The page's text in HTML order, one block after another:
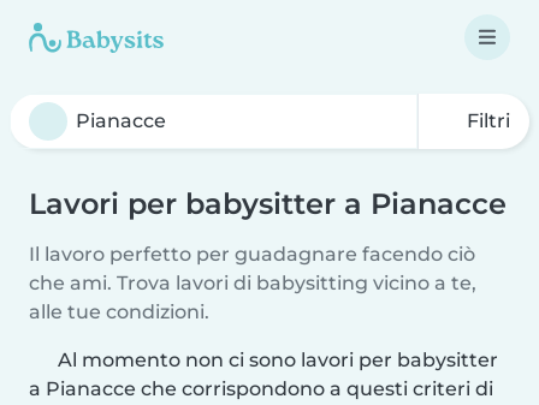
Filtri
Lavori per babysitter a Pianacce
Il lavoro perfetto per guadagnare facendo ciò
che ami. Trova lavori di babysitting vicino a te,
alle tue condizioni.
Al momento non ci sono lavori per babysitter
a Pianacce che corrispondono a questi criteri di